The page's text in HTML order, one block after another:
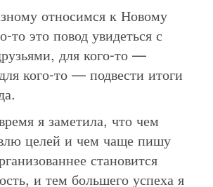
относимся к Новому
то это повод увидеться с
для кого-то —
кого-то — подвести итоги
я заметила, что чем
целей и чем чаще пишу
становится
и тем большего успеха я